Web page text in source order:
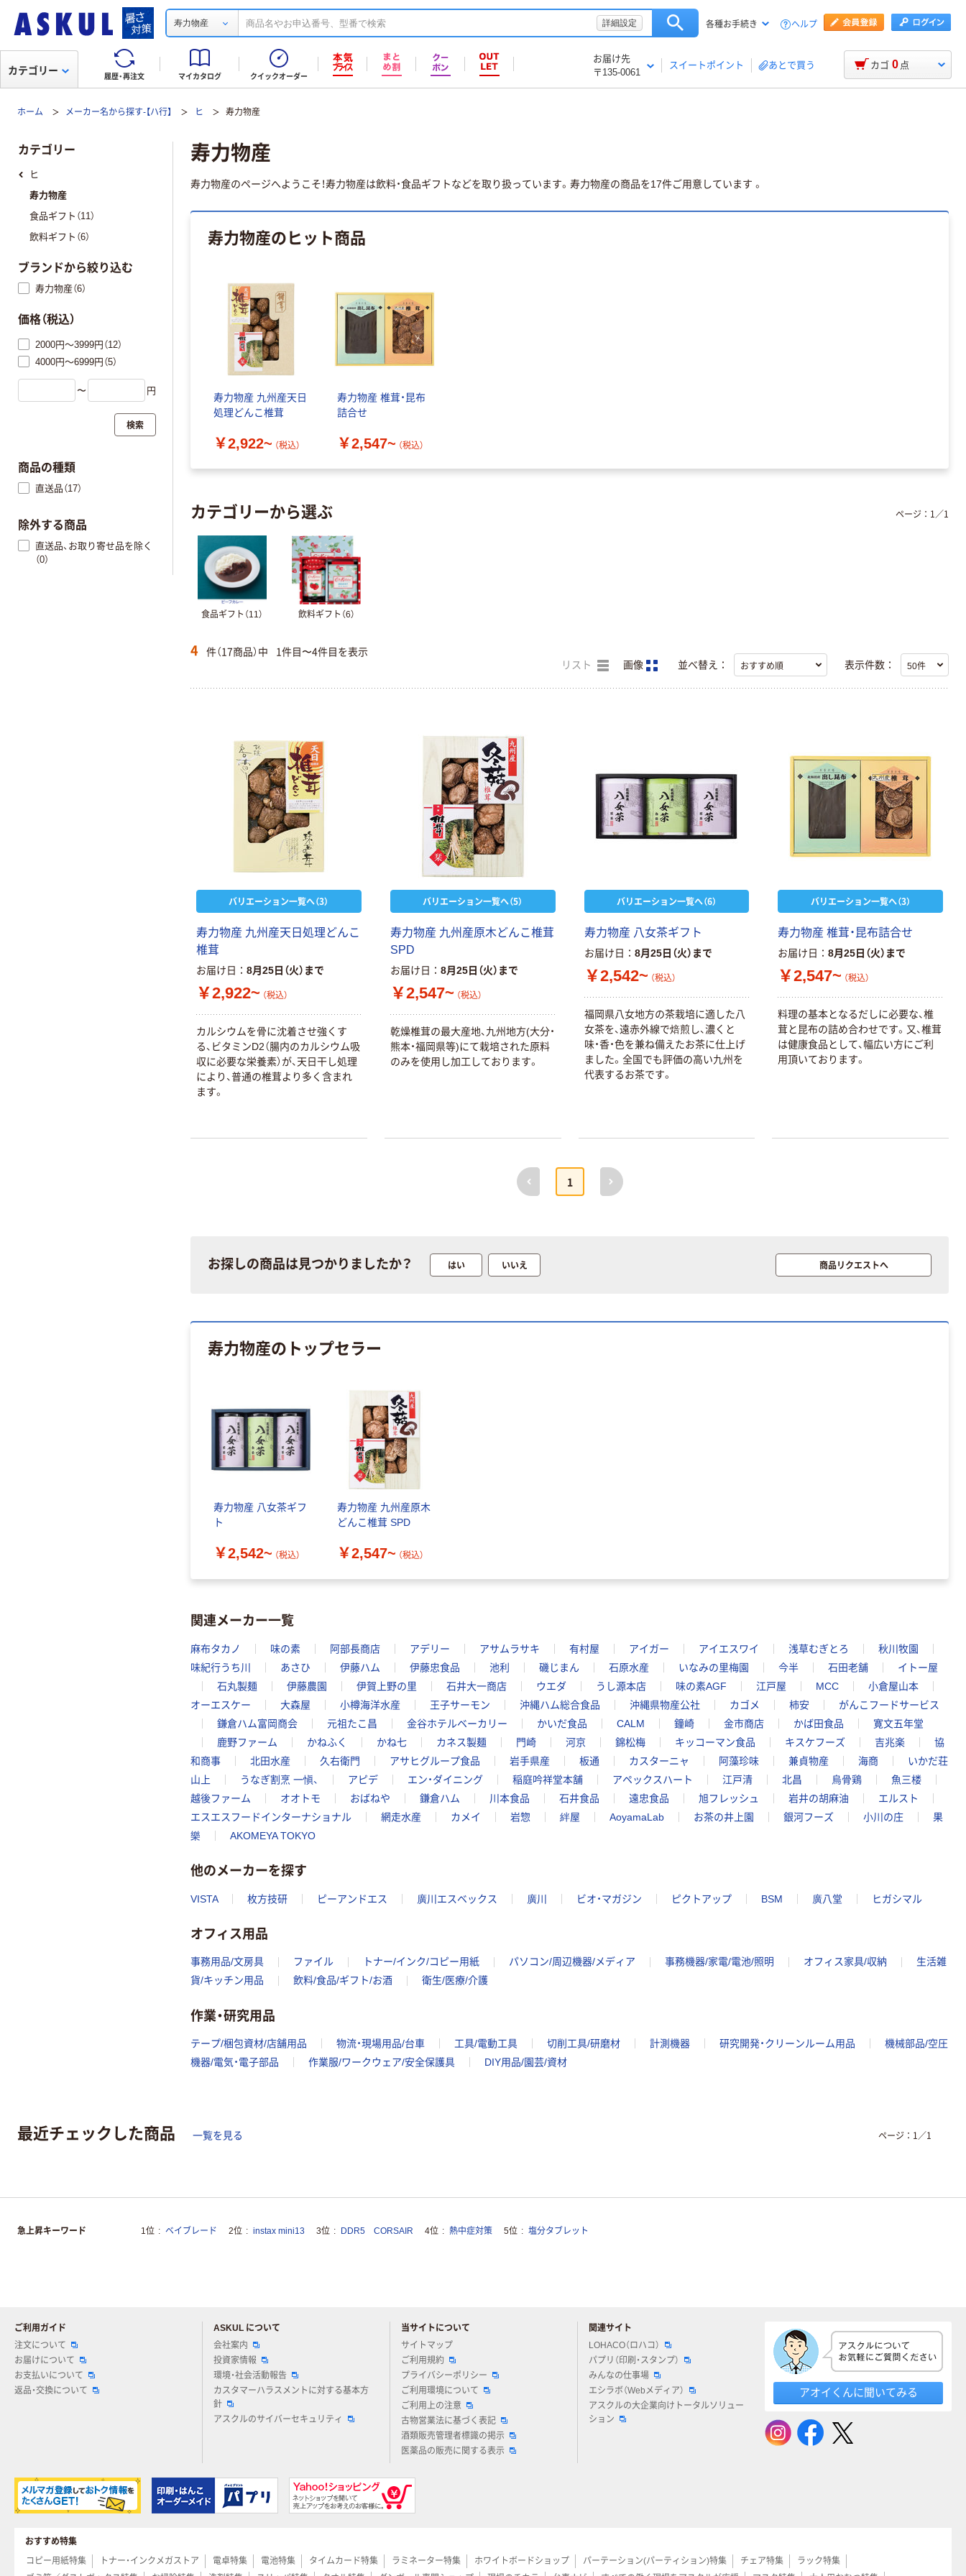
寿力物産 詳細設定 各種お手続き ヘルプ
履歴・再注文 マイカタログ クイックオーダー
お届け先
〒135-0061
スイートポイント あとで買う
カテゴリー カゴ 0 点
ホーム メーカー名から探す-【ハ行】 ヒ 寿力物産
寿力物産
寿力物産のページへようこそ！寿力物産は飲料・食品ギフトなどを取り扱っています。寿力物産の商品を17件ご用意しています 。
寿力物産のヒット商品
寿力物産 九州産天日
処理どんこ椎茸
￥2,922~ （税込）
寿力物産 椎茸・昆布
詰合せ
￥2,547~ （税込）
カテゴリーから選ぶ
食品ギフト（11） 飲料ギフト（6）
ページ： 1／1
4 件（17商品）中 1件目〜4件目を表示
リスト 画像 並べ替え： 表示件数：
バリエーション一覧へ（3）
寿力物産 九州産天日処理どんこ
椎茸
お届け日 8月25日（火）まで
￥2,922~ （税込）
カルシウムを骨に沈着させ強くす
る、ビタミンD2（腸内のカルシウム吸
収に必要な栄養素）が、天日干し処理
により、普通の椎茸より多く含まれ
ます。
バリエーション一覧へ（5）
寿力物産 九州産原木どんこ椎茸
SPD
お届け日 8月25日（火）まで
￥2,547~ （税込）
乾燥椎茸の最大産地、九州地方(大分・
熊本・福岡県等)にて栽培された原料
のみを使用し加工しております。
バリエーション一覧へ（6）
寿力物産 八女茶ギフト
お届け日 8月25日（火）まで
￥2,542~ （税込）
福岡県八女地方の茶栽培に適した八
女茶を、遠赤外線で焙煎し、濃くと
味・香・色を兼ね備えたお茶に仕上げ
ました。全国でも評価の高い九州を
代表するお茶です。
バリエーション一覧へ（3）
寿力物産 椎茸・昆布詰合せ
お届け日 8月25日（火）まで
￥2,547~ （税込）
料理の基本となるだしに必要な、椎
茸と昆布の詰め合わせです。又、椎茸
は健康食品として、幅広い方にご利
用頂いております。
前へ
1
次へ
お探しの商品は見つかりましたか？ はい いいえ 商品リクエストへ
寿力物産のトップセラー
寿力物産 八女茶ギフ
ト
￥2,542~ （税込）
寿力物産 九州産原木
どんこ椎茸 SPD
￥2,547~ （税込）
関連メーカー一覧
麻布タカノ 味の素 阿部長商店 アデリー アサムラサキ 有村屋 アイガー アイエスワイ 浅草むぎとろ
秋川牧園
味紀行うち川
あさひ 伊藤ハム 伊藤忠食品 池利 磯じまん 石原水産 いなみの里梅園 今半 石田老舗
イトー屋
石丸製麺
伊藤農園 伊賀上野の里 石井大一商店 ウエダ うし源本店 味の素AGF 江戸屋 MCC
小倉屋山本
オーエスケー
大森屋 小樽海洋水産 王子サーモン 沖縄ハム総合食品 沖縄県物産公社 カゴメ 柿安
がんこフードサービス
鎌倉ハム富岡商会
元祖たこ昌 金谷ホテルベーカリー かいだ食品 CALM 鐘崎 金市商店 かば田食品
寛文五年堂
鹿野ファーム
かねふく かね七 カネス製麺 門崎 河京 錦松梅 キッコーマン食品 キスケフーズ 吉兆楽
協
和商事
北田水産 久右衛門 アサヒグループ食品 岩手県産 板通 カスターニャ 阿藻珍味 兼貞物産 海商
いかだ荘
山上
うなぎ割烹 一愼、 アピデ エン・ダイニング 稲庭吟祥堂本舗 アペックスハート 江戸清 北昌 烏骨鶏
魚三楼
越後ファーム
オオトモ おばねや 鎌倉ハム 川本食品 石井食品 遠忠食品 旭フレッシュ 岩井の胡麻油
エルスト
エスエスフードインターナショナル
網走水産 カメイ 岩惣 絆屋 AoyamaLab お茶の井上園 銀河フーズ 小川の庄
果
樂
AKOMEYA TOKYO
他のメーカーを探す
VISTA 枚方技研 ピーアンドエス 廣川エスベックス 廣川 ビオ・マガジン ピクトアップ BSM 廣八堂 ヒガシマル
オフィス用品
事務用品/文房具 ファイル トナー/インク/コピー用紙 パソコン/周辺機器/メディア 事務機器/家電/電池/照明 オフィス家具/収納
生活雑
貨/キッチン用品
飲料/食品/ギフト/お酒 衛生/医療/介護
作業・研究用品
テープ/梱包資材/店舗用品 物流・現場用品/台車 工具/電動工具 切削工具/研磨材 計測機器 研究開発・クリーンルーム用品
機械部品/空圧
機器/電気・電子部品
作業服/ワークウェア/安全保護具 DIY用品/園芸/資材
カテゴリー
ヒ
寿力物産
食品ギフト（11）
飲料ギフト（6）
ブランドから絞り込む
寿力物産（6）
価格（税込）
2000円～3999円（12）
4000円～6999円（5）
〜 円
検索
商品の種類
直送品（17）
除外する商品
直送品、お取り寄せ品を除く
（0）
最近チェックした商品 一覧を見る ページ： 1 ／1
急上昇キーワード 1位 ベイブレード 2位 instax mini13 3位 DDR5 CORSAIR 4位 熱中症対策 5位 塩分タブレット
ご利用ガイド
注文について
お届けについて
お支払いについて
返品・交換について
ASKUL について
会社案内
投資家情報
環境・社会活動報告
カスタマーハラスメントに対する基本方
針
アスクルのサイバーセキュリティ
当サイトについて
サイトマップ
ご利用規約
プライバシーポリシー
ご利用環境について
ご利用上の注意
古物営業法に基づく表記
酒類販売管理者標識の掲示
医薬品の販売に関する表示
関連サイト
LOHACO（ロハコ）
パプリ（印刷・スタンプ）
みんなの仕事場
エシラボ（Webメディア）
アスクルの大企業向けトータルソリュー
ション
アオイくんに聞いてみる
おすすめ特集
コピー用紙特集
トナー・インクメガストア 電卓特集 電池特集 タイムカード特集 ラミネーター特集 ホワイトボードショップ パーテーション(パーティション)特集 チェア特集
ラック特集